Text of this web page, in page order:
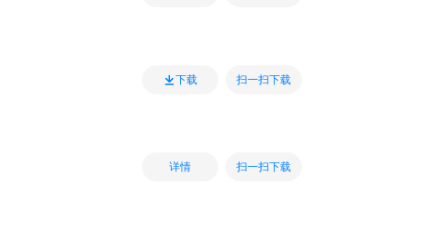
下载 扫一扫下载
详情 扫一扫下载